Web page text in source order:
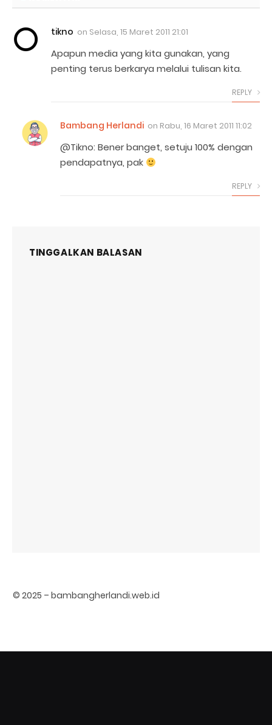
tikno on Selasa, 15 Maret 2011 21:01
Apapun media yang kita gunakan, yang
penting terus berkarya melalui tulisan kita.
REPLY
Bambang Herlandi on Rabu, 16 Maret 2011 11:02
@Tikno: Bener banget, setuju 100% dengan
pendapatnya, pak
REPLY
TINGGALKAN BALASAN
© 2025 – bambangherlandi.web.id